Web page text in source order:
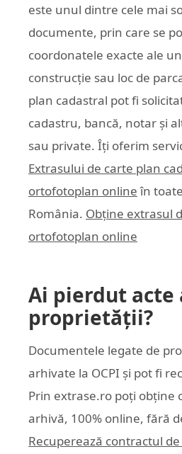
este unul dintre cele mai
documente, prin care se
coordonatele exacte ale
construcție sau loc de
plan cadastral pot fi
cadastru, bancă, notar și
sau private. Îți oferim
Extrasului de carte plan
ortofotoplan online în
România. Obține extrasul
ortofotoplan online
Ai pierdut acte
proprietății?
Documentele legate de
arhivate la OCPI și pot fi
Prin extrase.ro poți obține
arhivă, 100% online, fără
Recuperează contractul